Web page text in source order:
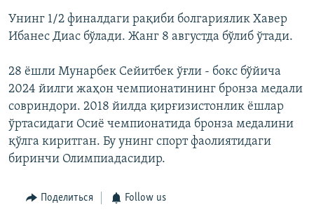
Унинг 1/2 финалдаги рақиби болгариялик Хавер
Ибанес Диас бўлади. Жанг 8 августда бўлиб ўтади.
28 ёшли Мунарбек Сейитбек ўғли - бокс бўйича
2024 йилги жаҳон чемпионатининг бронза медали
совриндори. 2018 йилда қирғизистонлик ёшлар
ўртасидаги Осиё чемпионатида бронза медалини
қўлга киритган. Бу унинг спорт фаолиятидаги
биринчи Олимпиадасидир.
Поделиться Follow us